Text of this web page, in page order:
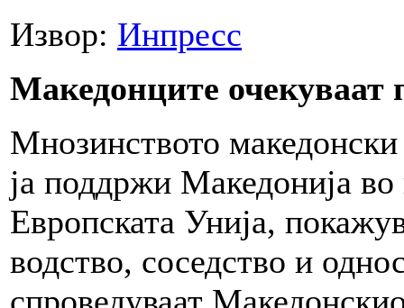
Извор: Инпресс
Македонците
Мнозинството македонски
ја поддржи Македонија
Европската Унија,
водство, соседство и